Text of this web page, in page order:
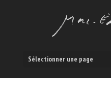
Sélectionner une page